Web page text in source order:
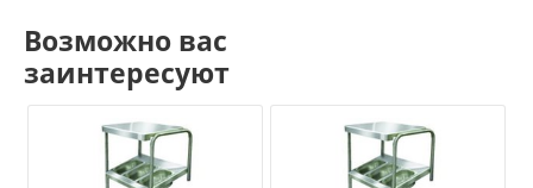
Возможно вас
заинтересуют